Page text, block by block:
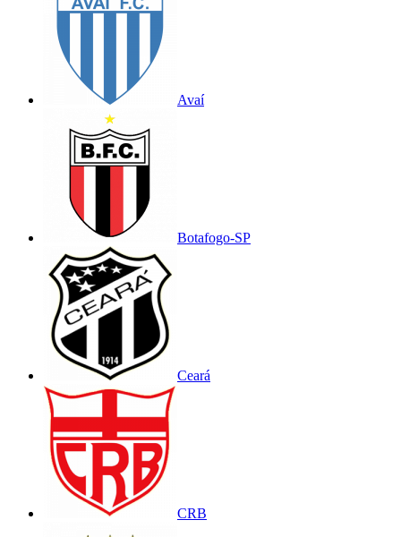
Avaí
Botafogo-SP
Ceará
CRB